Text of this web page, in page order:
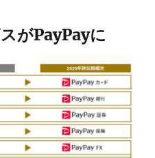
がPayPayに